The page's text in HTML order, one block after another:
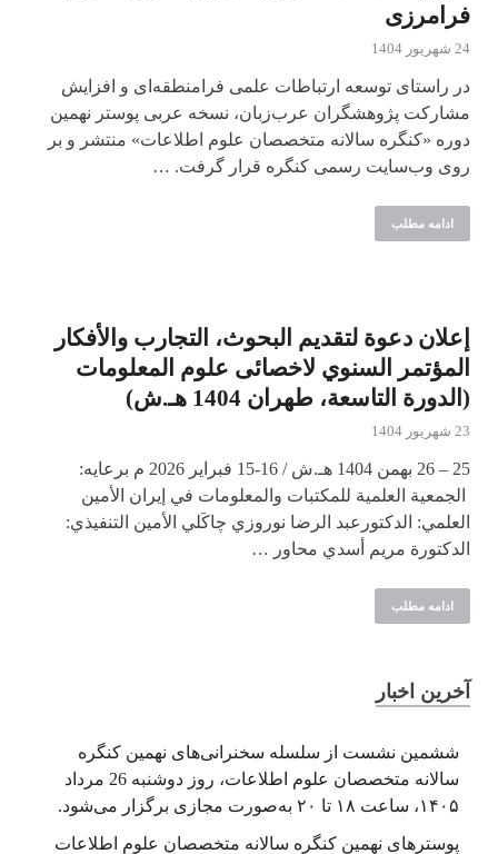
فرامرزی
24 شهریور 1404
در راستای توسعه ارتباطات علمی فرامنطقه‌ای و افزایش
مشارکت پژوهشگران عرب‌زبان، نسخه عربی پوستر نهمین
دوره «کنگره سالانه متخصصان علوم اطلاعات» منتشر و بر
روی وب‌سایت رسمی کنگره قرار گرفت. …
ادامه مطلب
إعلان دعوة لتقديم البحوث، التجارب والأفكار
المؤتمر السنوي لاخصائی علوم المعلومات
(الدورة التاسعة، طهران 1404 هـ.ش)
23 شهریور 1404
25 – 26 بهمن 1404 هـ.ش / 16-15 فبراير 2026 م برعايه:
الجمعية العلمية للمكتبات والمعلومات في إيران الأمين
العلمي: الدكتورعبد الرضا نوروزي چاكَلي الأمين التنفيذي:
الدكتورة مريم أسدي محاور …
ادامه مطلب
آخرین اخبار
ششمین نشست از سلسله سخنرانی‌های نهمین کنگره
سالانه متخصصان علوم اطلاعات، روز دوشنبه 26 مرداد
۱۴۰۵، ساعت ۱۸ تا ۲۰ به‌صورت مجازی برگزار می‌شود.
پوسترهای نهمین کنگره سالانه متخصصان علوم اطلاعات